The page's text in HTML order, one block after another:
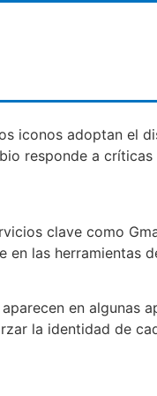
iconos adoptan el
responde a
clave como
las herramientas
en algunas
la identidad de